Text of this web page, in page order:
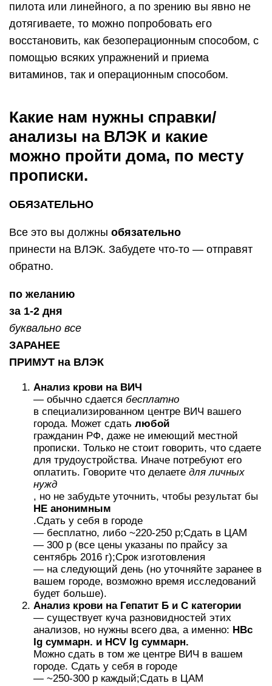
пилота или линейного, а по зрению вы явно не
дотягиваете, то можно попробовать его
восстановить, как безоперационным способом, с
помощью всяких упражнений и приема
витаминов, так и операционным способом.
Какие нам нужны справки/
анализы на ВЛЭК и какие
можно пройти дома, по месту
прописки.
ОБЯЗАТЕЛЬНО
Все это вы должны обязательно
принести на ВЛЭК. Забудете что-то — отправят
обратно.
по желанию
за 1-2 дня
буквально все
ЗАРАНЕЕ
ПРИМУТ на ВЛЭК
Анализ крови на ВИЧ
— обычно сдается бесплатно
в специализированном центре ВИЧ вашего
города. Может сдать любой
гражданин РФ, даже не имеющий местной
прописки. Только не стоит говорить, что сдаете
для трудоустройства. Иначе потребуют его
оплатить. Говорите что делаете для личных
нужд
, но не забудьте уточнить, чтобы результат бы
НЕ анонимным
.Сдать у себя в городе
— бесплатно, либо ~220-250 р;Сдать в ЦАМ
— 300 р (все цены указаны по прайсу за
сентябрь 2016 г);Срок изготовления
— на следующий день (но уточняйте заранее в
вашем городе, возможно время исследований
будет больше).
Анализ крови на Гепатит Б и С категории
— существует куча разновидностей этих
анализов, но нужны всего два, а именно: HBc
Ig суммарн. и HCV Ig суммарн.
Можно сдать в том же центре ВИЧ в вашем
городе. Сдать у себя в городе
— ~250-300 р каждый;Сдать в ЦАМ